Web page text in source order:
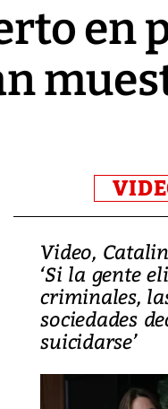
en
Video,
‘Si la gente
criminales,
sociedades
suicidarse’